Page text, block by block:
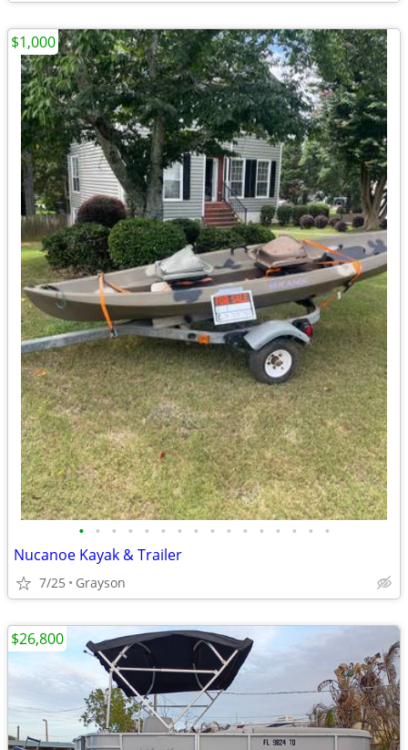
• • • • • • • • • • • • • • • •
Nucanoe Kayak & Trailer
7/25 Grayson
$1,000
$26,800